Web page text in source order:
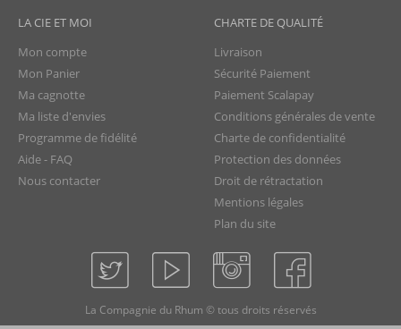
LA CIE ET MOI
Mon compte
Mon Panier
Ma cagnotte
Ma liste d'envies
Programme de fidélité
Aide - FAQ
Nous contacter
CHARTE DE QUALITÉ
Livraison
Sécurité Paiement
Paiement Scalapay
Conditions générales de vente
Charte de confidentialité
Protection des données
Droit de rétractation
Mentions légales
Plan du site
La Compagnie du Rhum © tous droits réservés